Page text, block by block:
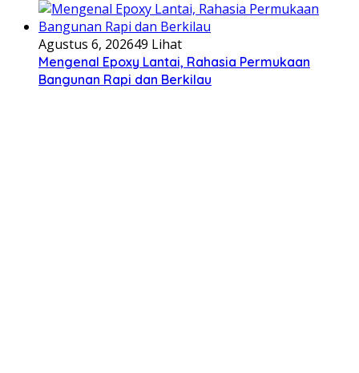
Agustus 6, 202649 Lihat
Mengenal Epoxy Lantai, Rahasia Permukaan
Bangunan Rapi dan Berkilau